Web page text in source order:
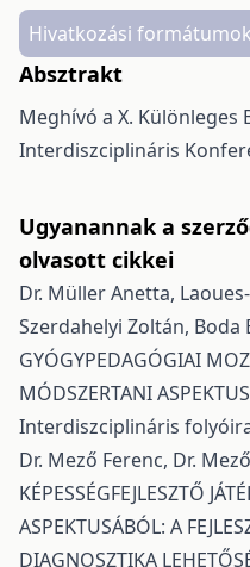
Hivatkozási formátumok
Absztrakt
Meghívó a X. Különleges
Interdiszciplináris
Ugyanannak a
olvasott cikkei
Dr. Müller Anetta,
Szerdahelyi Zoltán, Boda
GYÓGYPEDAGÓGIAI
MÓDSZERTANI
Interdiszciplináris
Dr. Mező Ferenc, Dr.
KÉPESSÉGFEJLESZTŐ
ASPEKTUSÁBÓL: A
DIAGNOSZTIKA